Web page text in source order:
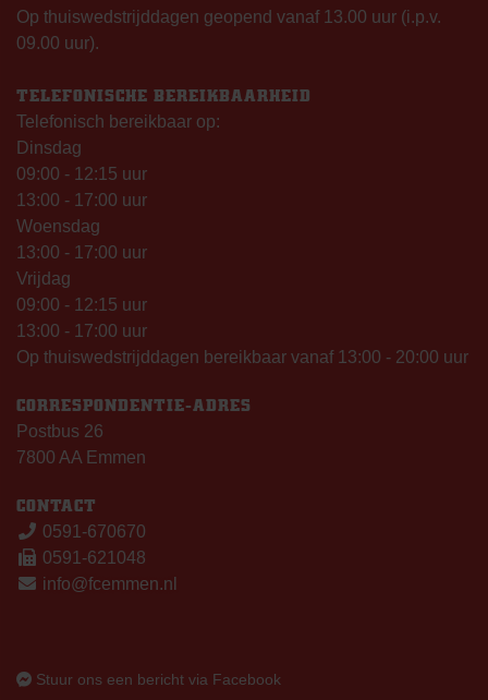
Op thuiswedstrijddagen geopend vanaf 13.00 uur (i.p.v.
09.00 uur).
TELEFONISCHE BEREIKBAARHEID
Telefonisch bereikbaar op:
Dinsdag
09:00 - 12:15 uur
13:00 - 17:00 uur
Woensdag
13:00 - 17:00 uur
Vrijdag
09:00 - 12:15 uur
13:00 - 17:00 uur
Op thuiswedstrijddagen bereikbaar vanaf 13:00 - 20:00 uur
CORRESPONDENTIE-ADRES
Postbus 26
7800 AA Emmen
CONTACT
0591-670670
0591-621048
info@fcemmen.nl
Stuur ons een bericht via Facebook